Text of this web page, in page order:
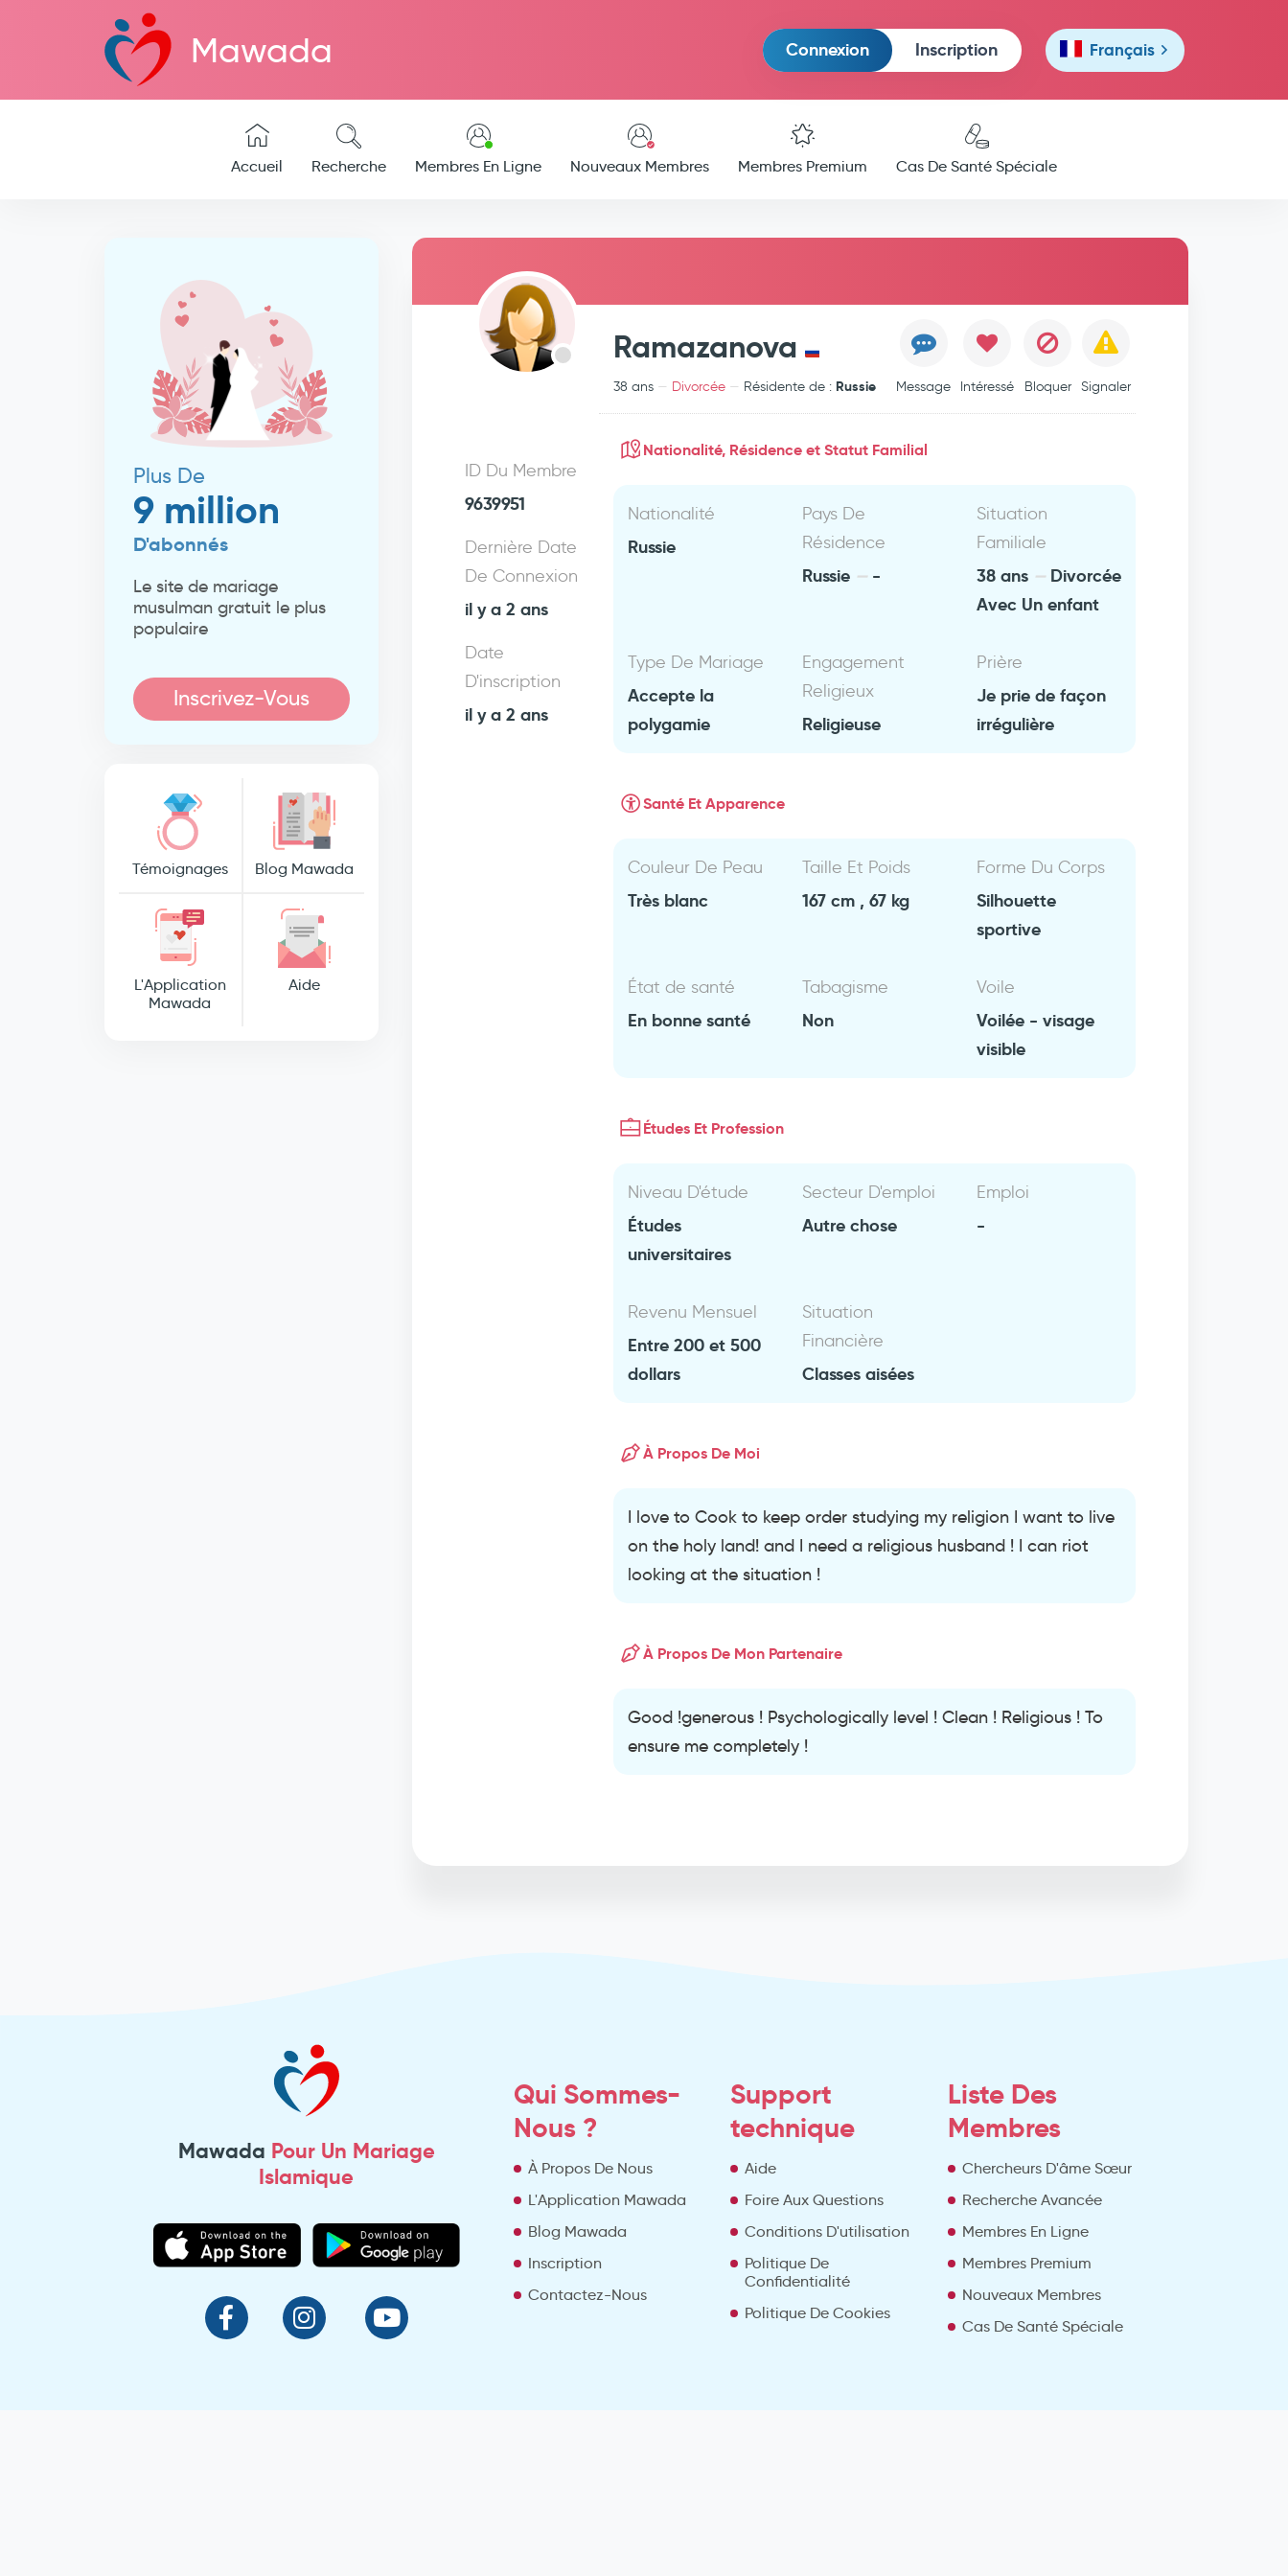
Mawada Connexion Inscription Français
Accueil Recherche Membres En Ligne Nouveaux Membres Membres Premium Cas De Santé Spéciale
Plus De
9 million
D'abonnés
Le site de mariage
musulman gratuit le plus
populaire
Inscrivez-Vous
Témoignages Blog Mawada
L'Application
Mawada
Aide
Ramazanova
38 ans Divorcée Résidente de : Russie Message Intéressé Bloquer Signaler
ID Du Membre
9639951
Dernière Date
De Connexion
il y a 2 ans
Date
D'inscription
il y a 2 ans
Nationalité, Résidence et Statut Familial
Nationalité
Russie
Pays De
Résidence
Russie -
Situation
Familiale
38 ans
Divorcée
Avec Un enfant
Type De Mariage
Accepte la
polygamie
Engagement
Religieux
Religieuse
Prière
Je prie de façon
irrégulière
Santé Et Apparence
Couleur De Peau
Très blanc
Taille Et Poids
167 cm , 67 kg
Forme Du Corps
Silhouette
sportive
État de santé
En bonne santé
Tabagisme
Non
Voile
Voilée - visage
visible
Études Et Profession
Niveau D'étude
Études
universitaires
Secteur D'emploi
Autre chose
Emploi
-
Revenu Mensuel
Entre 200 et 500
dollars
Situation
Financière
Classes aisées
À Propos De Moi
I love to Cook to keep order studying my religion I want to live
on the holy land! and I need a religious husband ! I can riot
looking at the situation !
À Propos De Mon Partenaire
Good !generous ! Psychologically level ! Clean ! Religious ! To
ensure me completely !
Mawada Pour Un Mariage
Islamique
Qui Sommes-
Nous ?
À Propos De Nous
L'Application Mawada
Blog Mawada
Inscription
Contactez-Nous
Support
technique
Aide
Foire Aux Questions
Conditions D'utilisation
Politique De
Confidentialité
Politique De Cookies
Liste Des
Membres
Chercheurs D'âme Sœur
Recherche Avancée
Membres En Ligne
Membres Premium
Nouveaux Membres
Cas De Santé Spéciale